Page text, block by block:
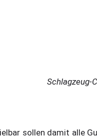
Schlagzeug-
sollen damit alle